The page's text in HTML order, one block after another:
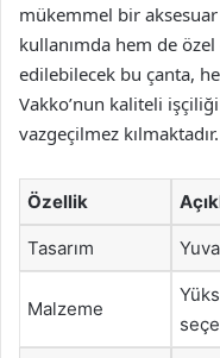
mükemmel bir
kullanımda hem de
edilebilecek bu çanta,
Vakko’nun kaliteli
vazgeçilmez kılmaktadır.
Özellik
Tasarım
Malzeme